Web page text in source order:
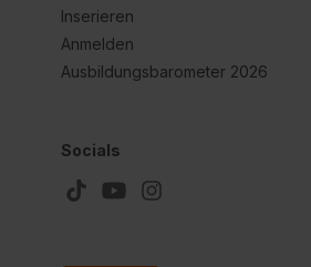
Inserieren
Anmelden
Ausbildungsbarometer 2026
Socials